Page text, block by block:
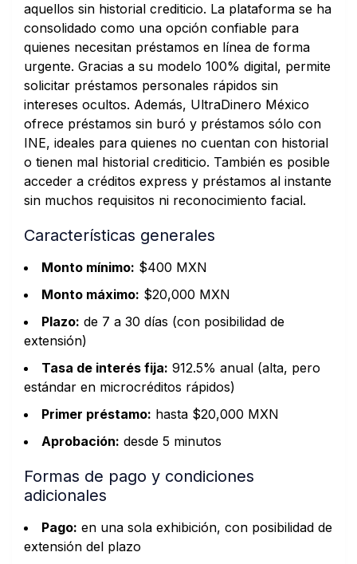
aquellos sin historial crediticio. La plataforma se ha
consolidado como una opción confiable para
quienes necesitan préstamos en línea de forma
urgente. Gracias a su modelo 100% digital, permite
solicitar préstamos personales rápidos sin
intereses ocultos. Además, UltraDinero México
ofrece préstamos sin buró y préstamos sólo con
INE, ideales para quienes no cuentan con historial
o tienen mal historial crediticio. También es posible
acceder a créditos express y préstamos al instante
sin muchos requisitos ni reconocimiento facial.
Características generales
Monto mínimo: $400 MXN
Monto máximo: $20,000 MXN
Plazo: de 7 a 30 días (con posibilidad de
extensión)
Tasa de interés fija: 912.5% anual (alta, pero
estándar en microcréditos rápidos)
Primer préstamo: hasta $20,000 MXN
Aprobación: desde 5 minutos
Formas de pago y condiciones
adicionales
Pago: en una sola exhibición, con posibilidad de
extensión del plazo